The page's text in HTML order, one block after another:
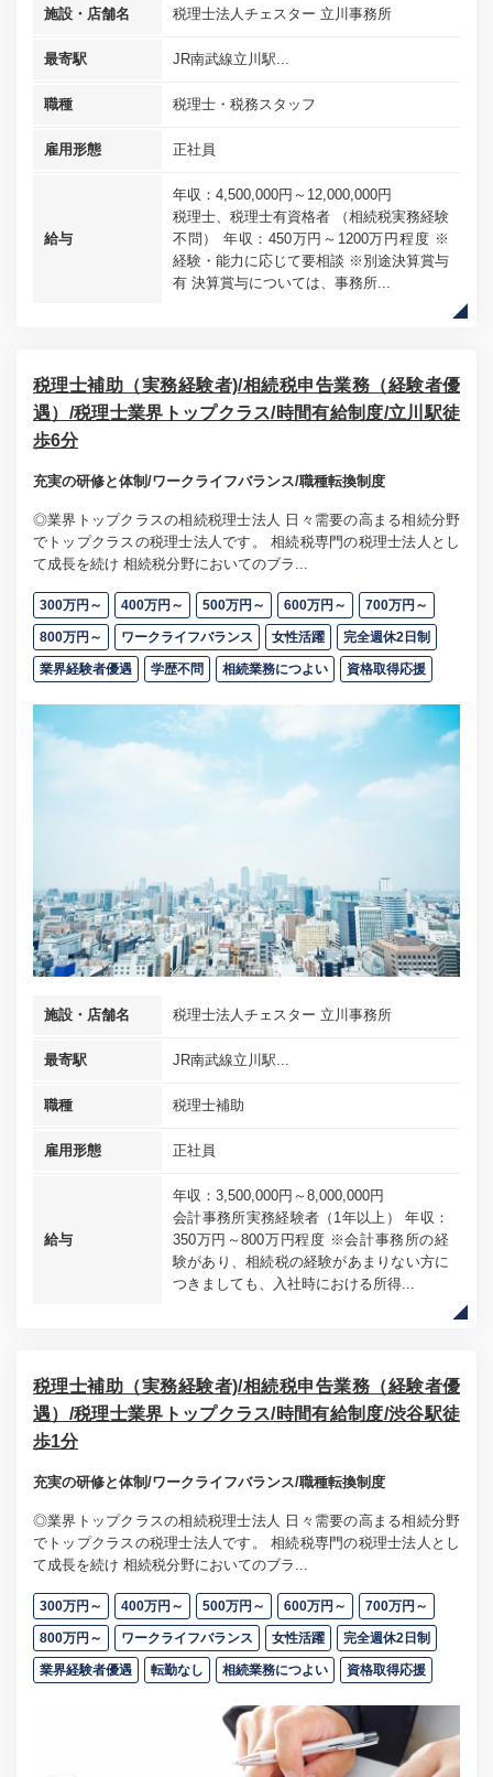
施設・店舗名 税理士法人チェスター 立川事務所
最寄駅 JR南武線立川駅...
職種 税理士・税務スタッフ
雇用形態 正社員
給与
年収：4,500,000円～12,000,000円
税理士、税理士有資格者 （相続税実務経験
不問） 年収：450万円～1200万円程度 ※
経験・能力に応じて要相談 ※別途決算賞与
有 決算賞与については、事務所...
税理士補助（実務経験者)/相続税申告業務（経験者優
遇）/税理士業界トップクラス/時間有給制度/立川駅徒
歩6分
充実の研修と体制/ワークライフバランス/職種転換制度
◎業界トップクラスの相続税理士法人 日々需要の高まる相続分野
でトップクラスの税理士法人です。 相続税専門の税理士法人とし
て成長を続け 相続税分野においてのブラ...
300万円～ 400万円～ 500万円～ 600万円～ 700万円～
800万円～ ワークライフバランス 女性活躍 完全週休2日制
業界経験者優遇 学歴不問 相続業務につよい 資格取得応援
施設・店舗名 税理士法人チェスター 立川事務所
最寄駅 JR南武線立川駅...
職種 税理士補助
雇用形態 正社員
給与
年収：3,500,000円～8,000,000円
会計事務所実務経験者（1年以上） 年収：
350万円～800万円程度 ※会計事務所の経
験があり、相続税の経験があまりない方に
つきましても、入社時における所得...
税理士補助（実務経験者)/相続税申告業務（経験者優
遇）/税理士業界トップクラス/時間有給制度/渋谷駅徒
歩1分
充実の研修と体制/ワークライフバランス/職種転換制度
◎業界トップクラスの相続税理士法人 日々需要の高まる相続分野
でトップクラスの税理士法人です。 相続税専門の税理士法人とし
て成長を続け 相続税分野においてのブラ...
300万円～ 400万円～ 500万円～ 600万円～ 700万円～
800万円～ ワークライフバランス 女性活躍 完全週休2日制
業界経験者優遇 転勤なし 相続業務につよい 資格取得応援